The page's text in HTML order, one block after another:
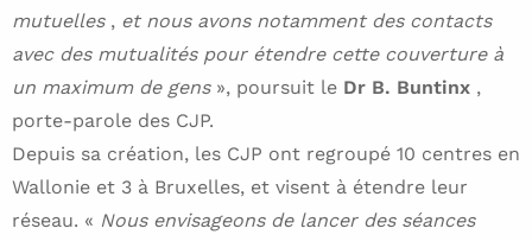
mutuelles , et nous avons notamment des contacts
avec des mutualités pour étendre cette couverture à
un maximum de gens », poursuit le Dr B. Buntinx ,
porte-parole des CJP.
Depuis sa création, les CJP ont regroupé 10 centres en
Wallonie et 3 à Bruxelles, et visent à étendre leur
réseau. « Nous envisageons de lancer des séances